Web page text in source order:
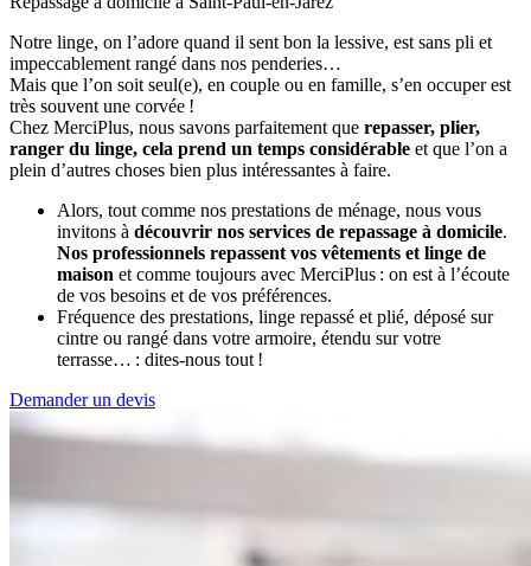
Notre linge, on l’adore quand il sent bon la lessive, est sans pli et
impeccablement rangé dans nos penderies…
Mais que l’on soit seul(e), en couple ou en famille, s’en occuper est
très souvent une corvée !
Chez MerciPlus, nous savons parfaitement que repasser, plier,
ranger du linge, cela prend un temps considérable et que l’on a
plein d’autres choses bien plus intéressantes à faire.
Alors, tout comme nos prestations de ménage, nous vous
invitons à découvrir nos services de repassage à domicile.
Nos professionnels repassent vos vêtements et linge de
maison et comme toujours avec MerciPlus : on est à l’écoute
de vos besoins et de vos préférences.
Fréquence des prestations, linge repassé et plié, déposé sur
cintre ou rangé dans votre armoire, étendu sur votre
terrasse… : dites-nous tout !
Demander un devis